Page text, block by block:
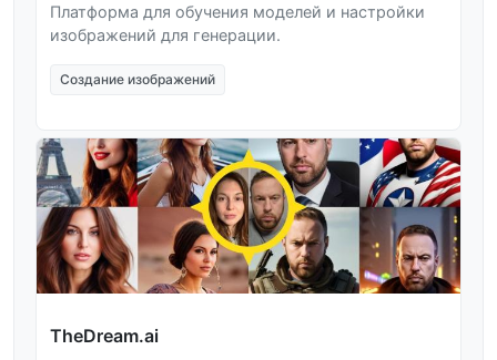
Платформа для обучения моделей и настройки
изображений для генерации.
Создание изображений
TheDream.ai